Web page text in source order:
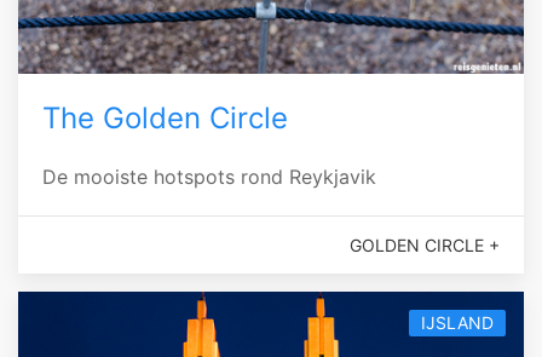
The Golden Circle
De mooiste hotspots rond Reykjavik
GOLDEN CIRCLE +
IJSLAND